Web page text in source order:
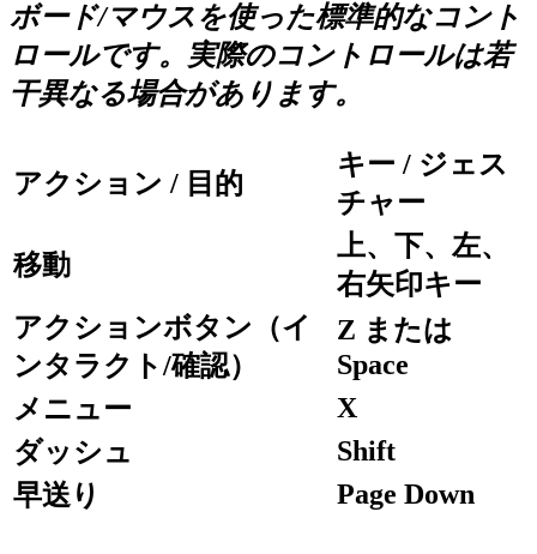
ボード/マウスを使った標準的なコント
ロールです。実際のコントロールは若
干異なる場合があります。
アクション / 目的
キー / ジェス
チャー
移動
上、下、左、
右矢印キー
アクションボタン（イ
ンタラクト/確認）
Z または
Space
メニュー
X
ダッシュ
Shift
早送り
Page Down